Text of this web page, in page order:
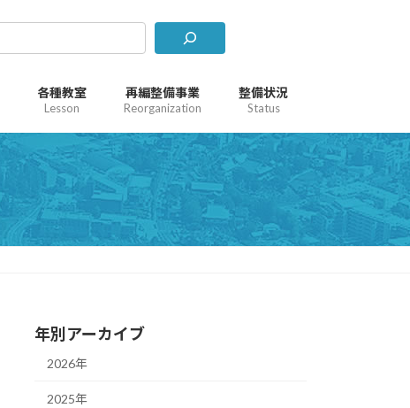
各種教室
Lesson
再編整備事業
Reorganization
整備状況
Status
年別アーカイブ
2026年
2025年